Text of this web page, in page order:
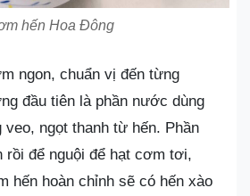
hến Hoa Đông
ngon, chuẩn vị đến từng
đầu tiên là phần nước dùng
ngọt thanh từ hến. Phần
để nguội để hạt cơm tơi,
hến hoàn chỉnh sẽ có hến xào